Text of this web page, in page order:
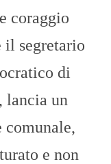
coraggio
il segretario
di
lancia un
comunale,
e non